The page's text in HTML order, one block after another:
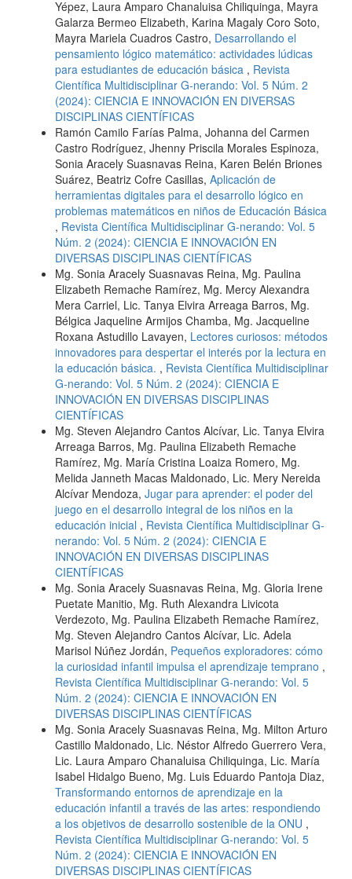
Yépez, Laura Amparo Chanaluisa Chiliquinga, Mayra
Galarza Bermeo Elizabeth, Karina Magaly Coro Soto,
Mayra Mariela Cuadros Castro, Desarrollando el
pensamiento lógico matemático: actividades lúdicas
para estudiantes de educación básica , Revista
Científica Multidisciplinar G-nerando: Vol. 5 Núm. 2
(2024): CIENCIA E INNOVACIÓN EN DIVERSAS
DISCIPLINAS CIENTÍFICAS
Ramón Camilo Farías Palma, Johanna del Carmen
Castro Rodríguez, Jhenny Priscila Morales Espinoza,
Sonia Aracely Suasnavas Reina, Karen Belén Briones
Suárez, Beatriz Cofre Casillas, Aplicación de
herramientas digitales para el desarrollo lógico en
problemas matemáticos en niños de Educación Básica
, Revista Científica Multidisciplinar G-nerando: Vol. 5
Núm. 2 (2024): CIENCIA E INNOVACIÓN EN
DIVERSAS DISCIPLINAS CIENTÍFICAS
Mg. Sonia Aracely Suasnavas Reina, Mg. Paulina
Elizabeth Remache Ramírez, Mg. Mercy Alexandra
Mera Carriel, Lic. Tanya Elvira Arreaga Barros, Mg.
Bélgica Jaqueline Armijos Chamba, Mg. Jacqueline
Roxana Astudillo Lavayen, Lectores curiosos: métodos
innovadores para despertar el interés por la lectura en
la educación básica. , Revista Científica Multidisciplinar
G-nerando: Vol. 5 Núm. 2 (2024): CIENCIA E
INNOVACIÓN EN DIVERSAS DISCIPLINAS
CIENTÍFICAS
Mg. Steven Alejandro Cantos Alcívar, Lic. Tanya Elvira
Arreaga Barros, Mg. Paulina Elizabeth Remache
Ramírez, Mg. María Cristina Loaiza Romero, Mg.
Melida Janneth Macas Maldonado, Lic. Mery Nereida
Alcívar Mendoza, Jugar para aprender: el poder del
juego en el desarrollo integral de los niños en la
educación inicial , Revista Científica Multidisciplinar G-
nerando: Vol. 5 Núm. 2 (2024): CIENCIA E
INNOVACIÓN EN DIVERSAS DISCIPLINAS
CIENTÍFICAS
Mg. Sonia Aracely Suasnavas Reina, Mg. Gloria Irene
Puetate Manitio, Mg. Ruth Alexandra Livicota
Verdezoto, Mg. Paulina Elizabeth Remache Ramírez,
Mg. Steven Alejandro Cantos Alcívar, Lic. Adela
Marisol Núñez Jordán, Pequeños exploradores: cómo
la curiosidad infantil impulsa el aprendizaje temprano ,
Revista Científica Multidisciplinar G-nerando: Vol. 5
Núm. 2 (2024): CIENCIA E INNOVACIÓN EN
DIVERSAS DISCIPLINAS CIENTÍFICAS
Mg. Sonia Aracely Suasnavas Reina, Mg. Milton Arturo
Castillo Maldonado, Lic. Néstor Alfredo Guerrero Vera,
Lic. Laura Amparo Chanaluisa Chiliquinga, Lic. María
Isabel Hidalgo Bueno, Mg. Luis Eduardo Pantoja Diaz,
Transformando entornos de aprendizaje en la
educación infantil a través de las artes: respondiendo
a los objetivos de desarrollo sostenible de la ONU ,
Revista Científica Multidisciplinar G-nerando: Vol. 5
Núm. 2 (2024): CIENCIA E INNOVACIÓN EN
DIVERSAS DISCIPLINAS CIENTÍFICAS